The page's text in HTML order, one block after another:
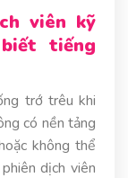
viên kỹ
tiếng
trớ trêu khi
có nền tảng
không thể
dịch viên